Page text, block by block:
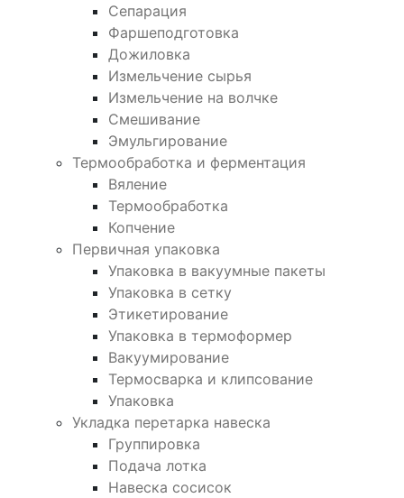
Сепарация
Фаршеподготовка
Дожиловка
Измельчение сырья
Измельчение на волчке
Смешивание
Эмульгирование
Термообработка и ферментация
Вяление
Термообработка
Копчение
Первичная упаковка
Упаковка в вакуумные пакеты
Упаковка в сетку
Этикетирование
Упаковка в термоформер
Вакуумирование
Термосварка и клипсование
Упаковка
Укладка перетарка навеска
Группировка
Подача лотка
Навеска сосисок